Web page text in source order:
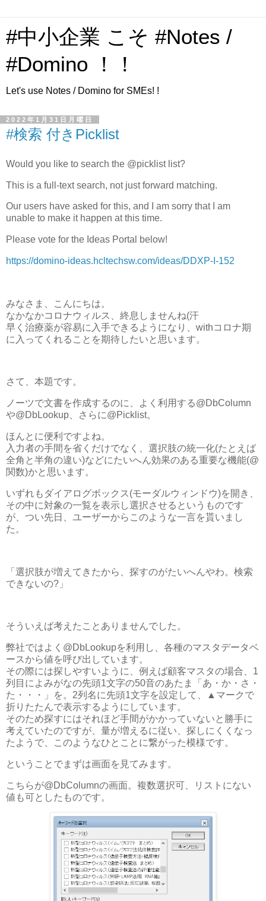
#中小企業 こそ #Notes /
#Domino ！！
Let's use Notes / Domino for SMEs! !
2022年1月31日月曜日
#検索 付きPicklist
Would you like to search the @picklist list?
This is a full-text search, not just forward matching.
Our users have asked for this, and I am sorry that I am
unable to make it happen at this time.
Please vote for the Ideas Portal below!
https://domino-ideas.hcltechsw.com/ideas/DDXP-I-152
みなさま、こんにちは。
なかなかコロナウィルス、終息しませんね(汗
早く治療薬が容易に入手できるようになり、withコロナ期
に入ってくれることを期待したいと思います。
さて、本題です。
ノーツで文書を作成するのに、よく利用する@DbColumn
や@DbLookup、さらに@Picklist。
ほんとに便利ですよね。
入力者の手間を省くだけでなく、選択肢の統一化(たとえば
全角と半角の違い)などにたいへん効果のある重要な機能(@
関数)かと思います。
いずれもダイアログボックス(モーダルウィンドウ)を開き、
その中に対象の一覧を表示し選択させるというものです
が、つい先日、ユーザーからこのような一言を貰いまし
た。
「選択肢が増えてきたから、探すのがたいへんやわ。検索
できないの?」
そういえば考えたことありませんでした。
弊社ではよく@DbLookupを利用し、各種のマスタデータベ
ースから値を呼び出しています。
その際には探しやすいように、例えば顧客マスタの場合、1
列目によみがなの先頭1文字の50音のあたま「あ・か・さ・
た・・・」を。2列名に先頭1文字を設定して、▲マークで
折りたたんで表示するようにしています。
そのため探すにはそれほど手間がかかっていないと勝手に
考えていたのですが、量が増えるに従い、探しにくくなっ
たようで、このようなひとことに繋がった模様です。
ということでまずは画面を見てみます。
こちらが@DbColumnの画面。複数選択可、リストにない
値も可としたものです。